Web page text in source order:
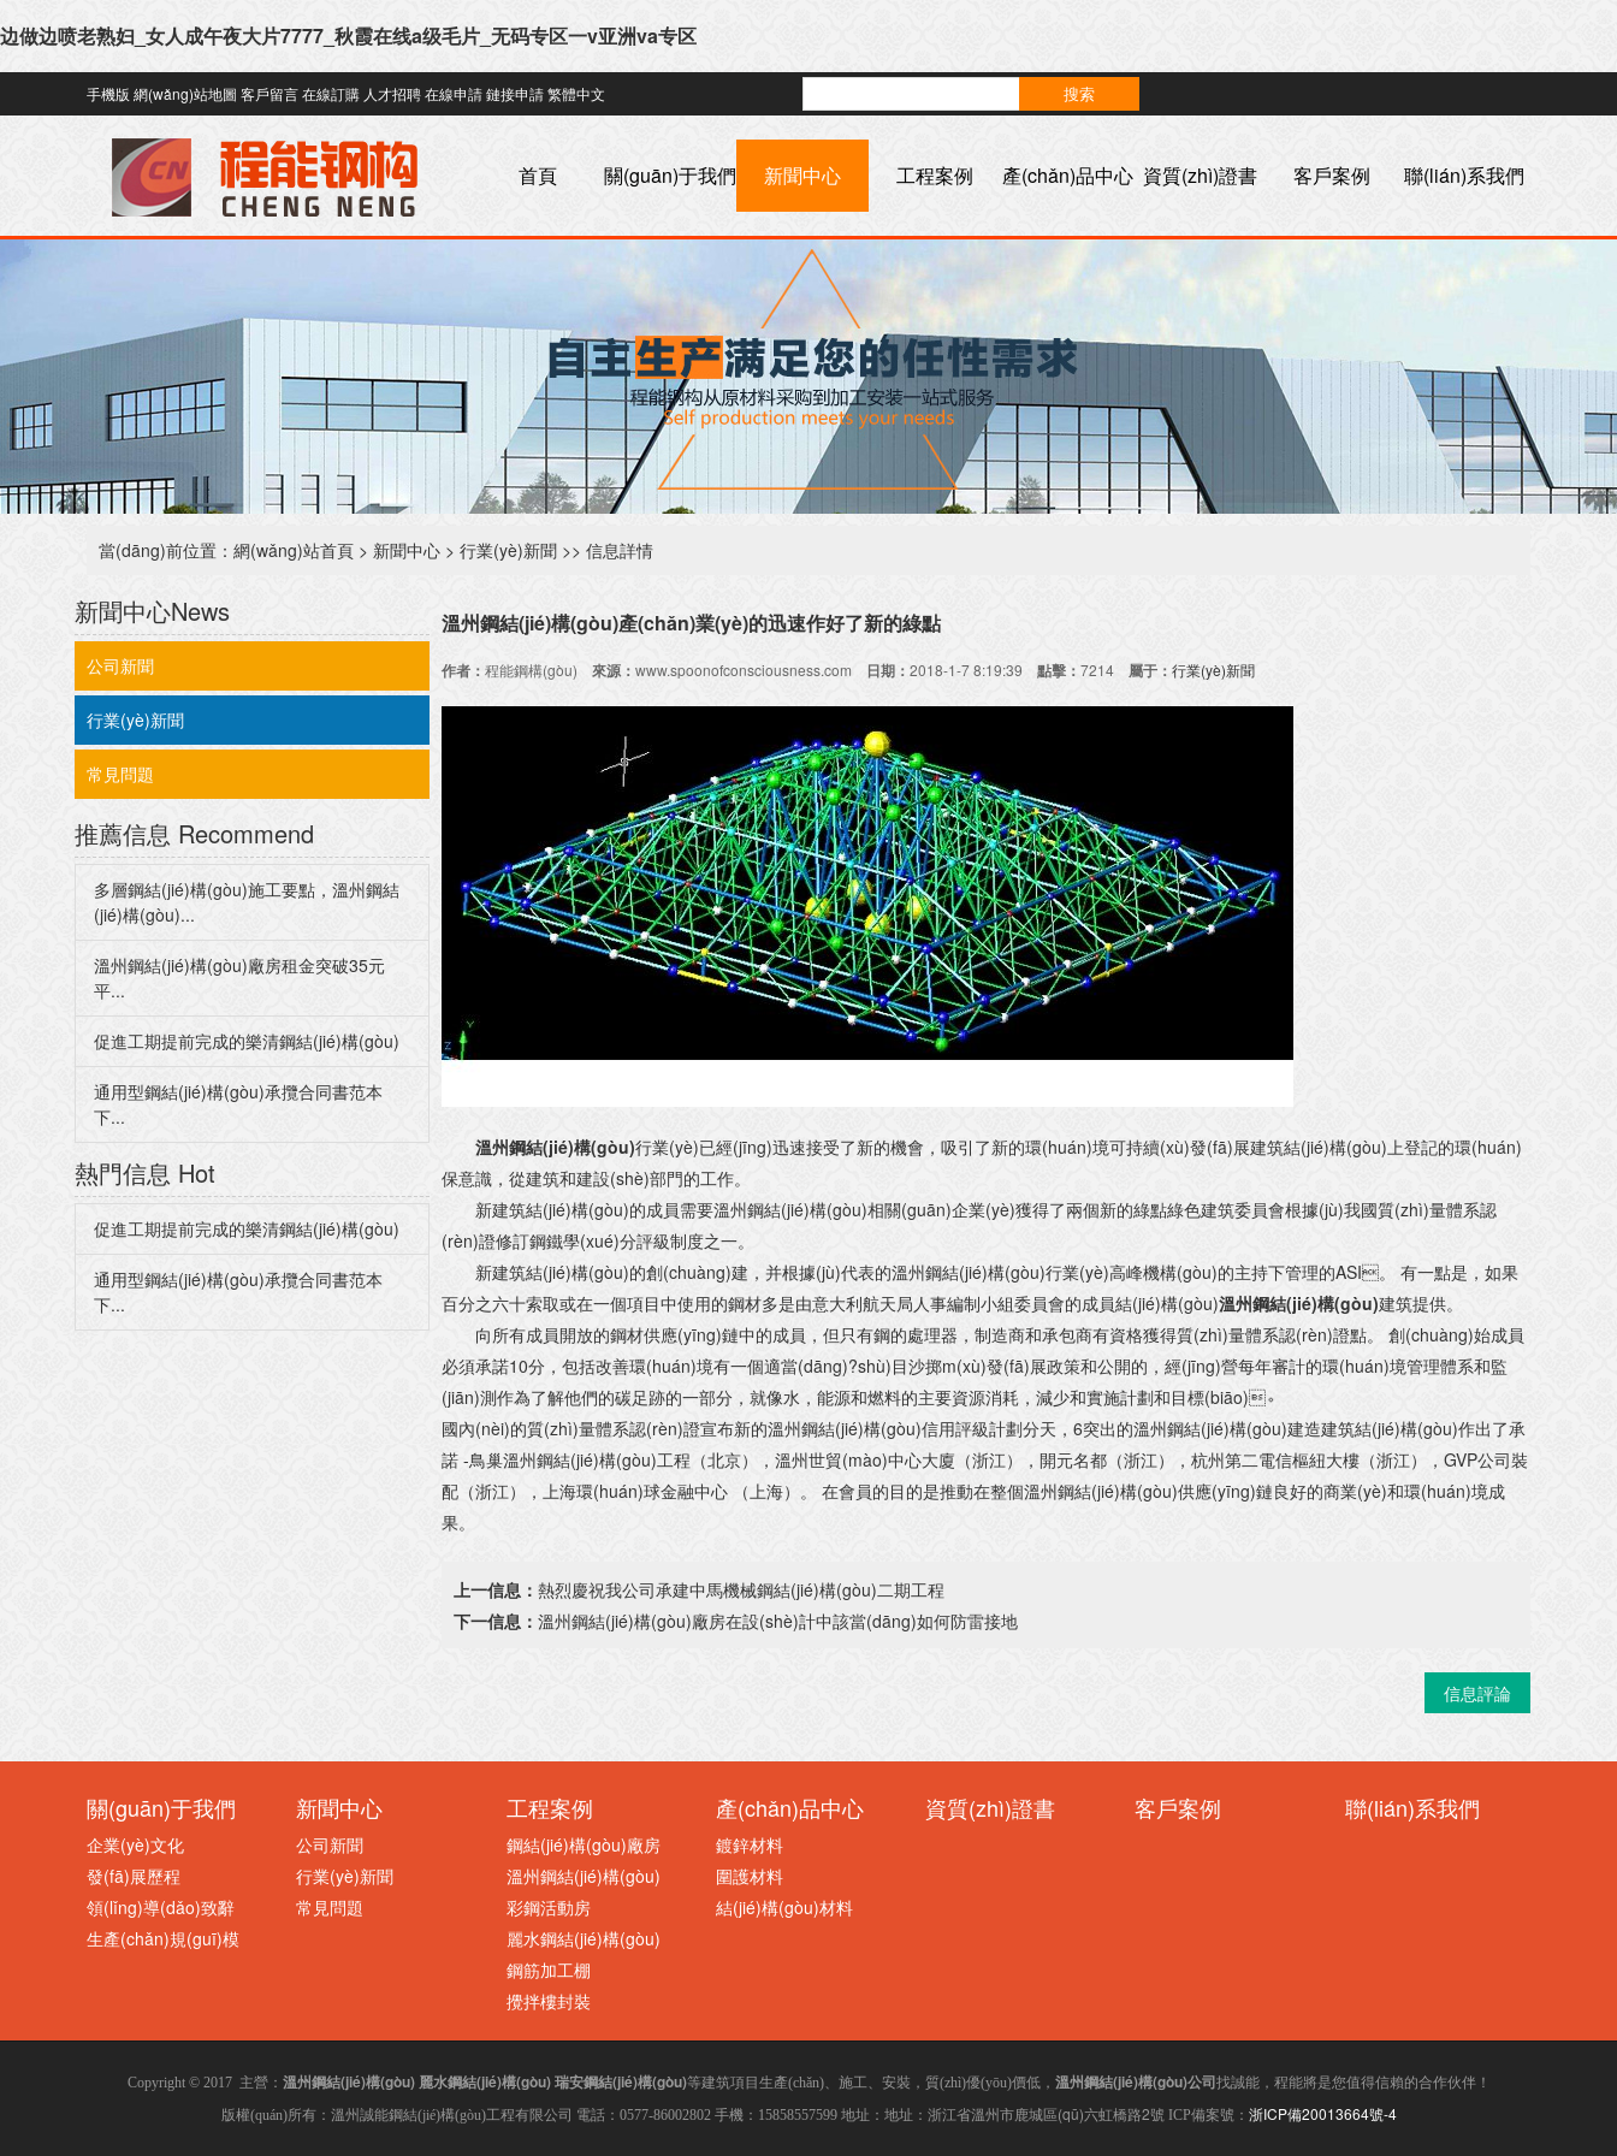
边做边喷老熟妇_女人成午夜大片7777_秋霞在线a级毛片_无码专区一v亚洲va专区
手機版 網(wǎng)站地圖 客戶留言在線訂購 人才招聘在線申請鏈接申請繁體中文
聯(lián)系我們
客戶案例
資質(zhì)證書
產(chǎn)品中心
工程案例
新聞中心
關(guān)于我們
首頁
當(dāng)前位置： 網(wǎng)站首頁 > 新聞中心 > 行業(yè)新聞 >> 信息詳情
新聞中心News
公司新聞
行業(yè)新聞
常見問題
推薦信息 Recommend
多層鋼結(jié)構(gòu)施工要點，溫州鋼結
(jié)構(gòu)...
溫州鋼結(jié)構(gòu)廠房租金突破35元
平...
促進工期提前完成的樂清鋼結(jié)構(gòu)
通用型鋼結(jié)構(gòu)承攬合同書范本
下...
熱門信息 Hot
促進工期提前完成的樂清鋼結(jié)構(gòu)
通用型鋼結(jié)構(gòu)承攬合同書范本
下...
溫州鋼結(jié)構(gòu)產(chǎn)業(yè)的迅速作好了新的綠點
作者： 程能鋼構(gòu) 來源： www.spoonofconsciousness.com 日期： 2018-1-7 8:19:39 點擊： 7214 屬于： 行業(yè)新聞
溫州鋼結(jié)構(gòu)行業(yè)已經(jīng)迅速接受了新的機會，吸引了新的環(huán)境可持續(xù)發(fā)展建筑結(jié)構(gòu)上登記的環(huán)
保意識，從建筑和建設(shè)部門的工作。
新建筑結(jié)構(gòu)的成員需要溫州鋼結(jié)構(gòu)相關(guān)企業(yè)獲得了兩個新的綠點綠色建筑委員會根據(jù)我國質(zhì)量體系認
(rèn)證修訂鋼鐵學(xué)分評級制度之一。
新建筑結(jié)構(gòu)的創(chuàng)建，并根據(jù)代表的溫州鋼結(jié)構(gòu)行業(yè)高峰機構(gòu)的主持下管理的ASI。 有一點是，如果
百分之六十索取或在一個項目中使用的鋼材多是由意大利航天局人事編制小組委員會的成員結(jié)構(gòu)溫州鋼結(jié)構(gòu)建筑提供。
向所有成員開放的鋼材供應(yīng)鏈中的成員，但只有鋼的處理器，制造商和承包商有資格獲得質(zhì)量體系認(rèn)證點。 創(chuàng)始成員
必須承諾10分，包括改善環(huán)境有一個適當(dāng)?shù)目沙掷m(xù)發(fā)展政策和公開的，經(jīng)營每年審計的環(huán)境管理體系和監
(jiān)測作為了解他們的碳足跡的一部分，就像水，能源和燃料的主要資源消耗，減少和實施計劃和目標(biāo)。
國內(nèi)的質(zhì)量體系認(rèn)證宣布新的溫州鋼結(jié)構(gòu)信用評級計劃分天， 6突出的溫州鋼結(jié)構(gòu)建造建筑結(jié)構(gòu)作出了承
諾 -鳥巢溫州鋼結(jié)構(gòu)工程（北京），溫州世貿(mào)中心大廈（浙江），開元名都（浙江），杭州第二電信樞紐大樓（浙江）， GVP公司裝
配（浙江），上海環(huán)球金融中心 （上海）。 在會員的目的是推動在整個溫州鋼結(jié)構(gòu)供應(yīng)鏈良好的商業(yè)和環(huán)境成
果。
上一信息： 熱烈慶祝我公司承建中馬機械鋼結(jié)構(gòu)二期工程
下一信息： 溫州鋼結(jié)構(gòu)廠房在設(shè)計中該當(dāng)如何防雷接地
信息評論
關(guān)于我們
企業(yè)文化
發(fā)展歷程
領(lǐng)導(dǎo)致辭
生產(chǎn)規(guī)模
新聞中心
公司新聞
行業(yè)新聞
常見問題
工程案例
鋼結(jié)構(gòu)廠房
溫州鋼結(jié)構(gòu)
彩鋼活動房
麗水鋼結(jié)構(gòu)
鋼筋加工棚
攪拌樓封裝
產(chǎn)品中心
鍍鋅材料
圍護材料
結(jié)構(gòu)材料
資質(zhì)證書 客戶案例 聯(lián)系我們
Copyright © 2017 主營： 溫州鋼結(jié)構(gòu) 麗水鋼結(jié)構(gòu)瑞安鋼結(jié)構(gòu)等建筑項目生產(chǎn)、施工、安裝，質(zhì)優(yōu)價低， 溫州鋼結(jié)構(gòu)公司找誠能，程能將是您值得信賴的合作伙伴！
版權(quán)所有：溫州誠能鋼結(jié)構(gòu)工程有限公司 電話：0577-86002802 手機：15858557599 地址： 地址：浙江省溫州市鹿城區(qū)六虹橋路2號ICP備案號： 浙ICP備20013664號-4